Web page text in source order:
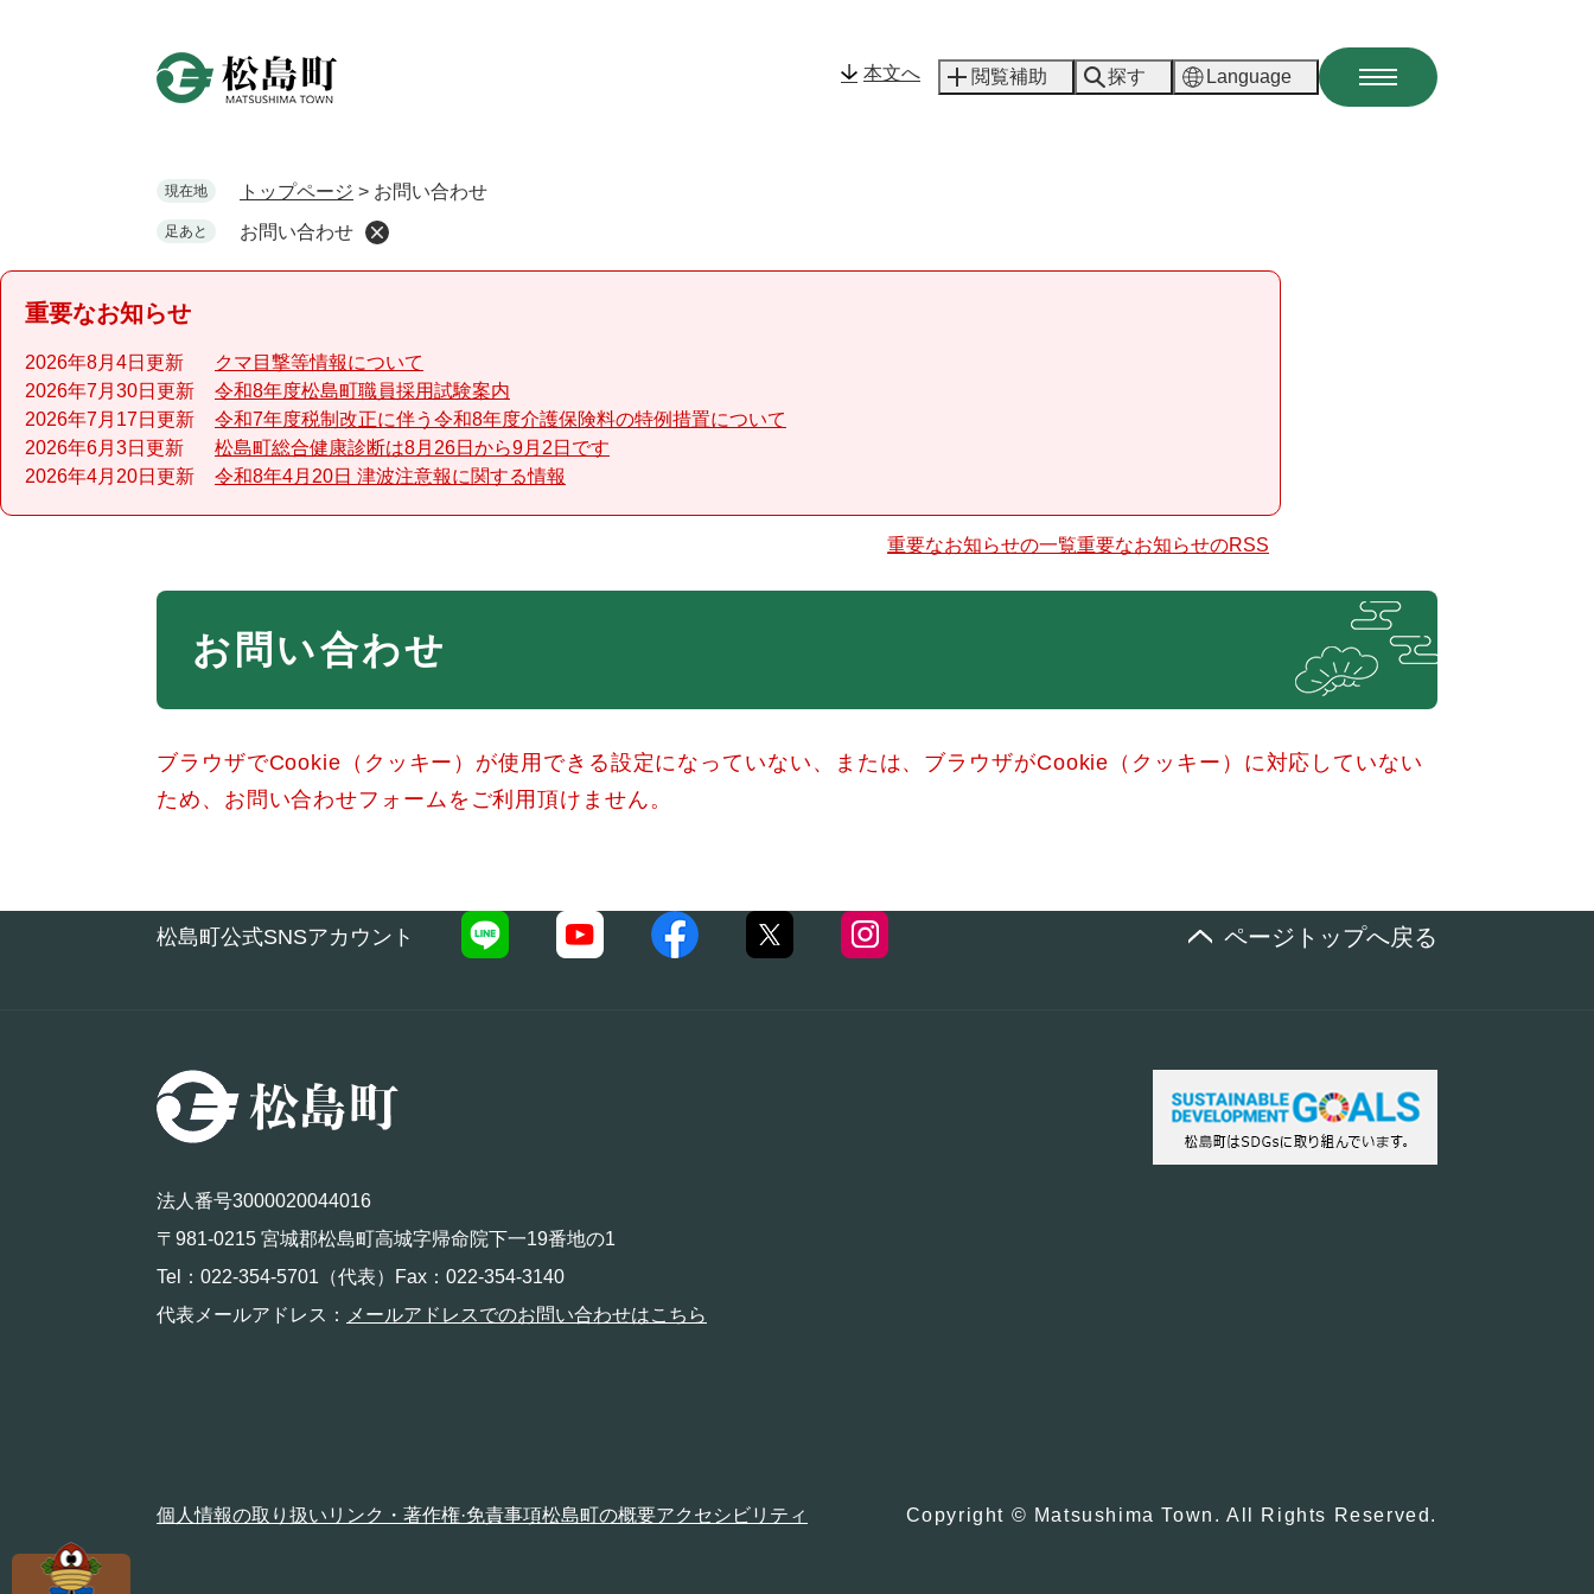
本文へ 閲覧補助 探す Language
現在地 トップページ > お問い合わせ
足あと お問い合わせ
重要なお知らせ
2026年8月4日更新
クマ目撃等情報について
2026年7月30日更新
令和8年度松島町職員採用試験案内
2026年7月17日更新
令和7年度税制改正に伴う令和8年度介護保険料の特例措置について
2026年6月3日更新
松島町総合健康診断は8月26日から9月2日です
2026年4月20日更新
令和8年4月20日 津波注意報に関する情報
重要なお知らせの一覧重要なお知らせのRSS
お問い合わせ
ブラウザでCookie（クッキー）が使用できる設定になっていない、または、ブラウザがCookie（クッキー）に対応していない
ため、お問い合わせフォームをご利用頂けません。
松島町公式SNSアカウント ページトップへ戻る
法人番号3000020044016
〒981-0215 宮城郡松島町高城字帰命院下一19番地の1
Tel：022-354-5701（代表）Fax：022-354-3140
代表メールアドレス：
メールアドレスでのお問い合わせはこちら
個人情報の取り扱い リンク・著作権·免責事項松島町の概要アクセシビリティ Copyright © Matsushima Town. All Rights Reserved.